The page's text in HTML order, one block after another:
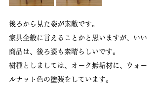
後ろから見た姿が素敵です。
家具全般に言えることかと思いますが、いい
商品は、後ろ姿も素晴らしいです。
樹種としましては、オーク無垢材に、ウォー
ルナット色の塗装をしています。